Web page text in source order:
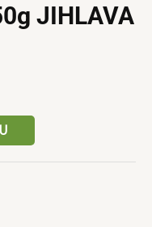
JIHLAVA